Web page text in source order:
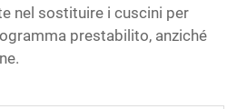
nel sostituire i cuscini per
prestabilito, anziché